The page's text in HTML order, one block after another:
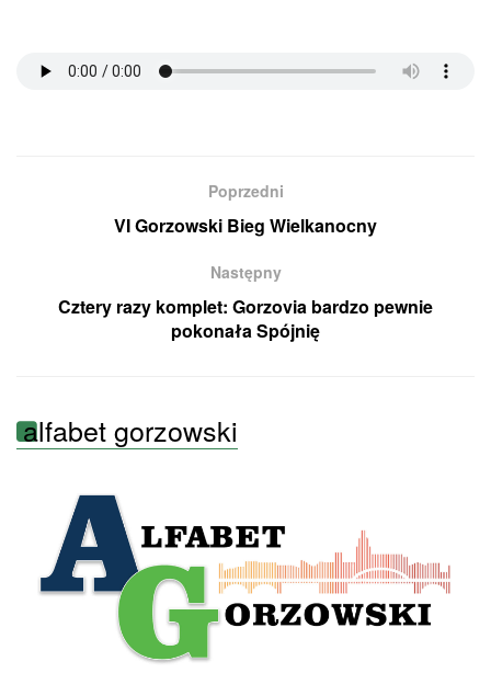
Poprzedni
VI Gorzowski Bieg Wielkanocny
Następny
Cztery razy komplet: Gorzovia bardzo pewnie
pokonała Spójnię
alfabet gorzowski